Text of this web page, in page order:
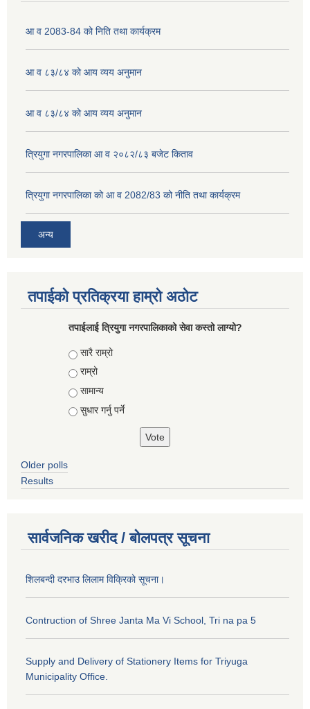
आ व 2083-84 को निति तथा कार्यक्रम
आ व ८३/८४ को आय व्यय अनुमान
आ व ८३/८४ को आय व्यय अनुमान
त्रियुगा नगरपालिका आ व २०८२/८३ बजेट किताव
त्रियुगा नगरपालिका को आ व 2082/83 को नीति तथा कार्यक्रम
अन्य
तपाईको प्रतिक्रया हाम्रो अठोट
तपाईलाई त्रियुगा नगरपालिकाको सेवा कस्तो लाग्यो?
Choices
सारै राम्रो
राम्रो
सामान्य
सुधार गर्नु पर्ने
Older polls
Results
सार्वजनिक खरीद / बोलपत्र सूचना
शिलबन्दी दरभाउ लिलाम विक्रिको सूचना।
Contruction of Shree Janta Ma Vi School, Tri na pa 5
Supply and Delivery of Stationery Items for Triyuga
Municipality Office.